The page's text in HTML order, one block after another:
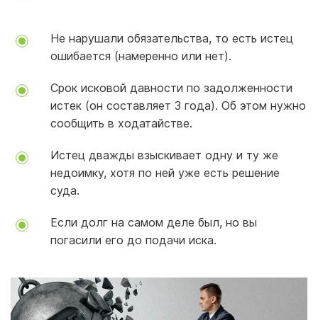
Не нарушали обязательства, то есть истец
ошибается (намеренно или нет).
Срок исковой давности по задолженности
истек (он составляет 3 года). Об этом нужно
сообщить в ходатайстве.
Истец дважды взыскивает одну и ту же
недоимку, хотя по ней уже есть решение
суда.
Если долг на самом деле был, но вы
погасили его до подачи иска.